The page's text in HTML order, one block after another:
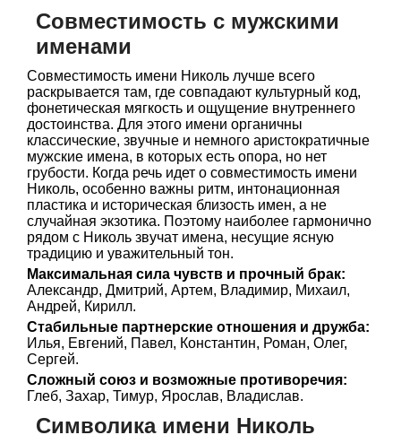
Совместимость с мужскими
именами
Совместимость имени Николь лучше всего
раскрывается там, где совпадают культурный код,
фонетическая мягкость и ощущение внутреннего
достоинства. Для этого имени органичны
классические, звучные и немного аристократичные
мужские имена, в которых есть опора, но нет
грубости. Когда речь идет о совместимость имени
Николь, особенно важны ритм, интонационная
пластика и историческая близость имен, а не
случайная экзотика. Поэтому наиболее гармонично
рядом с Николь звучат имена, несущие ясную
традицию и уважительный тон.
Максимальная сила чувств и прочный брак:
Александр, Дмитрий, Артем, Владимир, Михаил,
Андрей, Кирилл.
Стабильные партнерские отношения и дружба:
Илья, Евгений, Павел, Константин, Роман, Олег,
Сергей.
Сложный союз и возможные противоречия:
Глеб, Захар, Тимур, Ярослав, Владислав.
Символика имени Николь